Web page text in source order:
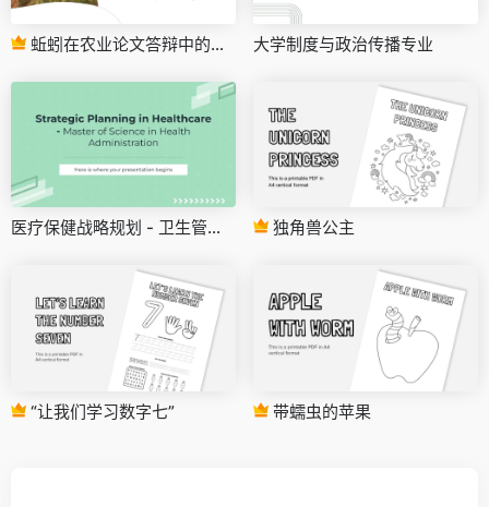
蚯蚓在农业论文答辩中的作用 大学制度与政治传播专业
医疗保健战略规划 - 卫生管理理学硕士 独角兽公主
“让我们学习数字七” 带蠕虫的苹果